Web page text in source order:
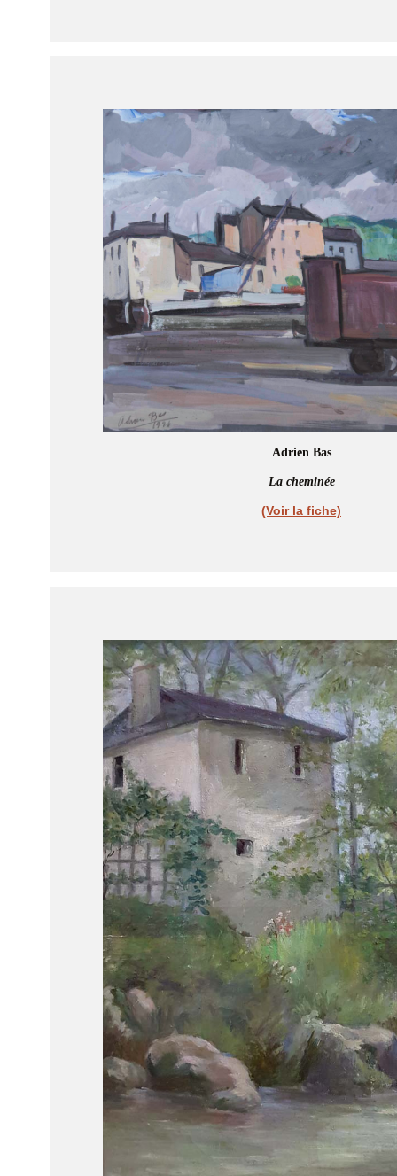
Adrien Bas
La cheminée
(Voir la fiche)